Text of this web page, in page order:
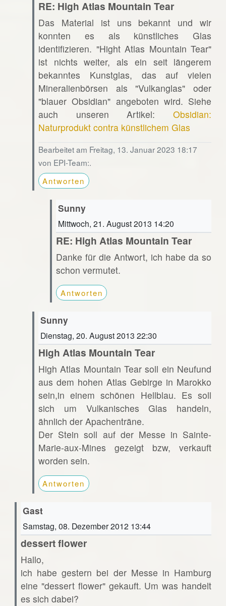
RE: High Atlas Mountain Tear
Das Material ist uns bekannt und wir
konnten es als künstliches Glas
identifizieren. "Hight Atlas Mountain Tear"
ist nichts weiter, als ein seit längerem
bekanntes Kunstglas, das auf vielen
Mineralienbörsen als "Vulkanglas" oder
"blauer Obsidian" angeboten wird. Siehe
auch unseren Artikel:Obsidian:
Naturprodukt contra künstlichem Glas
Bearbeitet am Freitag, 13. Januar 2023 18:17
von EPI-Team:.
Antworten
Sunny
Mittwoch, 21. August 2013 14:20
RE: High Atlas Mountain Tear
Danke für die Antwort, ich habe da so
schon vermutet.
Antworten
Sunny
Dienstag, 20. August 2013 22:30
High Atlas Mountain Tear
High Atlas Mountain Tear soll ein Neufund
aus dem hohen Atlas Gebirge in Marokko
sein,in einem schönen Hellblau. Es soll
sich um Vulkanisches Glas handeln,
ähnlich der Apachenträne.
Der Stein soll auf der Messe in Sainte-
Marie-aux-Mines gezeigt bzw, verkauft
worden sein.
Antworten
Gast
Samstag, 08. Dezember 2012 13:44
dessert flower
Hallo,
ich habe gestern bei der Messe in Hamburg
eine "dessert flower" gekauft. Um was handelt
es sich dabei?